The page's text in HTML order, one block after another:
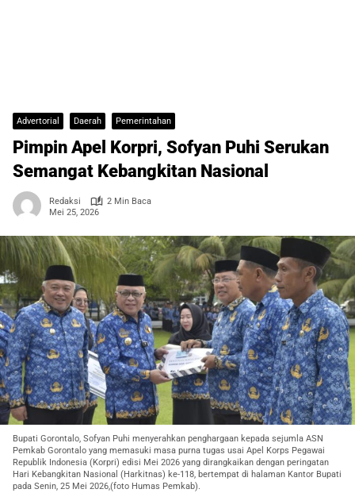
Advertorial Daerah Pemerintahan
Pimpin Apel Korpri, Sofyan Puhi Serukan
Semangat Kebangkitan Nasional
Redaksi
2 Min Baca
Mei 25, 2026
Bupati Gorontalo, Sofyan Puhi menyerahkan penghargaan kepada sejumla ASN
Pemkab Gorontalo yang memasuki masa purna tugas usai Apel Korps Pegawai
Republik Indonesia (Korpri) edisi Mei 2026 yang dirangkaikan dengan peringatan
Hari Kebangkitan Nasional (Harkitnas) ke-118, bertempat di halaman Kantor Bupati
pada Senin, 25 Mei 2026,(foto Humas Pemkab).